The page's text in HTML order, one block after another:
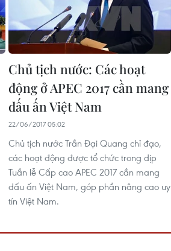
Chủ tịch nước: Các hoạt
động ở APEC 2017 cần mang
dấu ấn Việt Nam
22/06/2017 05:02
Chủ tịch nước Trần Đại Quang chỉ đạo,
các hoạt động được tổ chức trong dịp
Tuần lễ Cấp cao APEC 2017 cần mang
dấu ấn Việt Nam, góp phần nâng cao uy
tín Việt Nam.